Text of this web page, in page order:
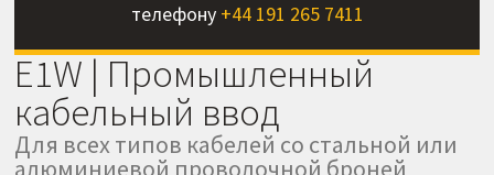
телефону +44 191 265 7411
E1W | Промышленный
кабельный ввод
Для всех типов кабелей со стальной или
алюминиевой проволочной броней